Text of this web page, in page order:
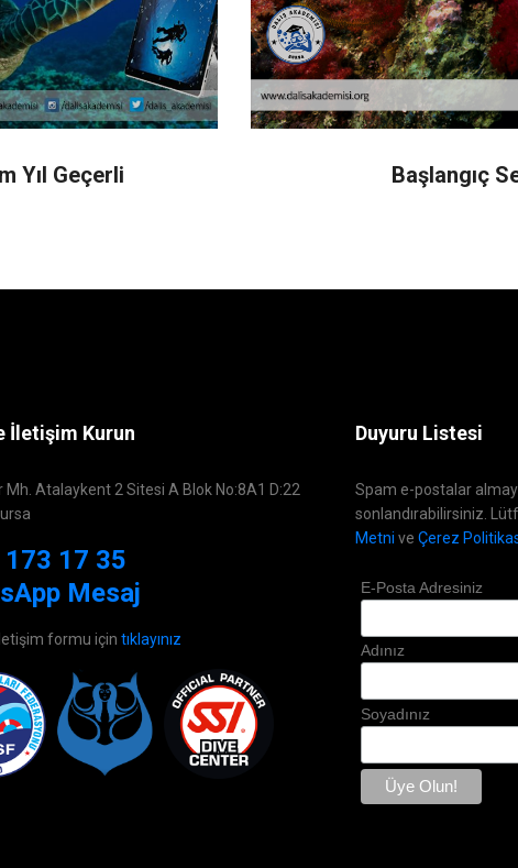
Yıl Geçerli Başlangıç
İletişim Kurun
Mh. Atalaykent 2 Sitesi A Blok No:8A1 D:22
17 35
Mesaj
formu için tıklayınız
Duyuru Listesi
Spam e-postalar
sonlandırabilirsiniz.
Metni ve Çerez
E-Posta Adresiniz
Adınız
Soyadınız